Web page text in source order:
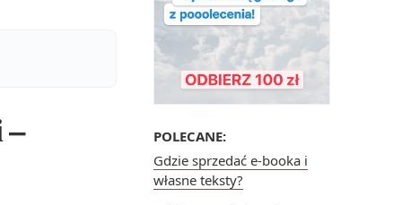
POLECANE:
Gdzie sprzedać e-booka i
własne teksty?